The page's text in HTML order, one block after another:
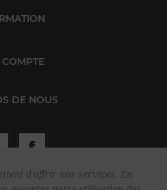
DE NOUS
d'offrir nos services. En